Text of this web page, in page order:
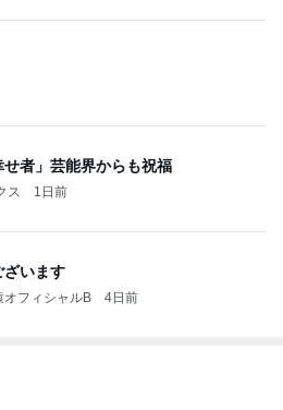
者」芸能界からも祝福
ス 1日前
ざいます
オフィシャルB 4日前